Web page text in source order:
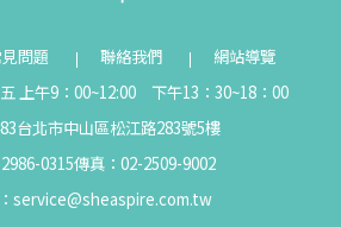
問題 聯絡我們
網站導覽
上午9：00~12:00 下午13：30~18：00
台北市中山區松江路283號5樓
0315傳真：02-2509-9002
service@sheaspire.com.tw